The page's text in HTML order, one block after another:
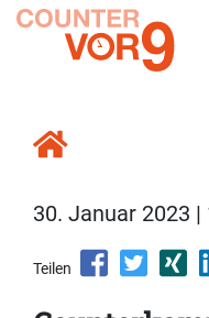
30. Januar 2023 |
Teilen